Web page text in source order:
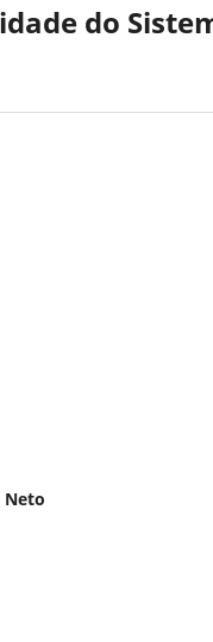
do
Neto